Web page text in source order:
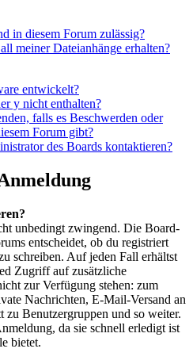
in diesem Forum zulässig?
meiner Dateianhänge erhalten?
entwickelt?
y nicht enthalten?
falls es Beschwerden oder
Forum gibt?
des Boards kontaktieren?
unbedingt zwingend. Die Board-
entscheidet, ob du registriert
schreiben. Auf jeden Fall erhältst
Zugriff auf zusätzliche
zur Verfügung stehen: zum
Nachrichten, E-Mail-Versand an
zu Benutzergruppen und so weiter.
da sie schnell erledigt ist
bietet.